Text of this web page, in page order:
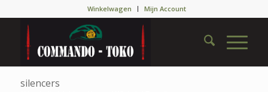
Winkelwagen Mijn Account
silencers